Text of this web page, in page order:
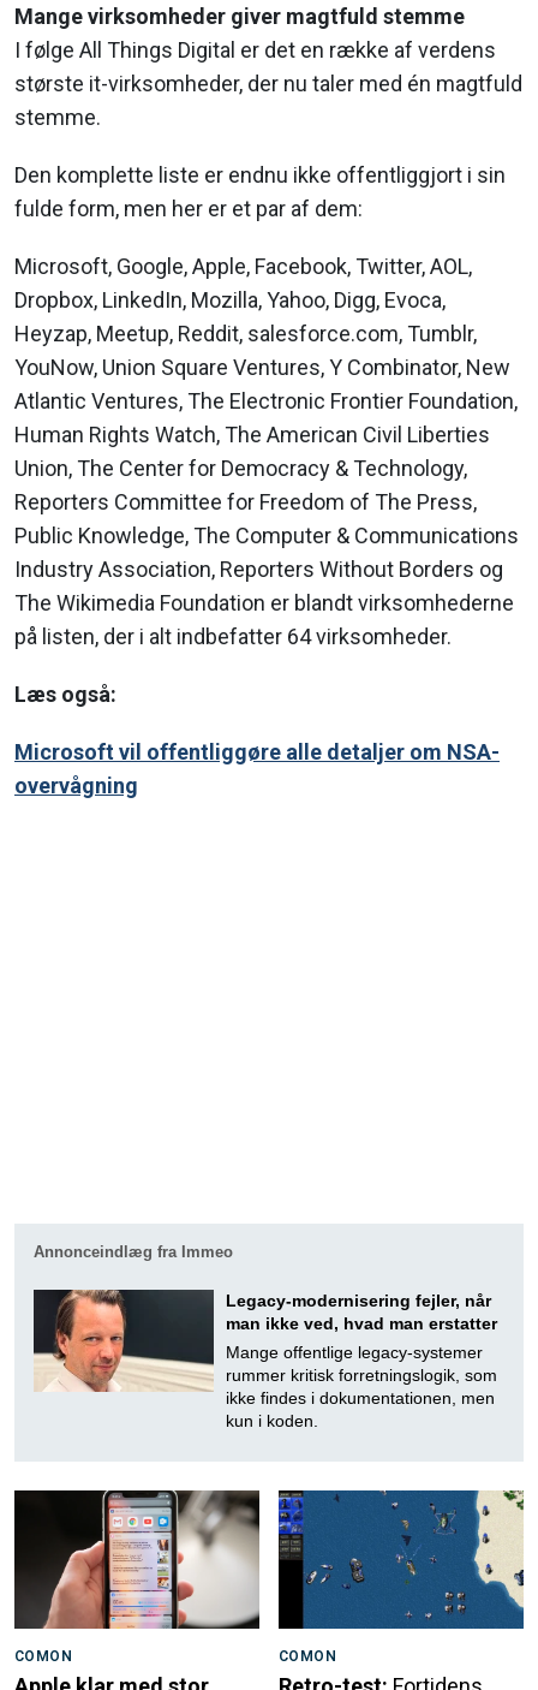
Mange virksomheder giver magtfuld stemme
I følge All Things Digital er det en række af verdens
største it-virksomheder, der nu taler med én magtfuld
stemme.
Den komplette liste er endnu ikke offentliggjort i sin
fulde form, men her er et par af dem:
Microsoft, Google, Apple, Facebook, Twitter, AOL,
Dropbox, LinkedIn, Mozilla, Yahoo, Digg, Evoca,
Heyzap, Meetup, Reddit, salesforce.com, Tumblr,
YouNow, Union Square Ventures, Y Combinator, New
Atlantic Ventures, The Electronic Frontier Foundation,
Human Rights Watch, The American Civil Liberties
Union, The Center for Democracy & Technology,
Reporters Committee for Freedom of The Press,
Public Knowledge, The Computer & Communications
Industry Association, Reporters Without Borders og
The Wikimedia Foundation er blandt virksomhederne
på listen, der i alt indbefatter 64 virksomheder.
Læs også:
Microsoft vil offentliggøre alle detaljer om NSA-
overvågning
Annonceindlæg fra Immeo
Legacy-modernisering fejler, når
man ikke ved, hvad man erstatter
Mange offentlige legacy-systemer
rummer kritisk forretningslogik, som
ikke findes i dokumentationen, men
kun i koden.
COMON COMON